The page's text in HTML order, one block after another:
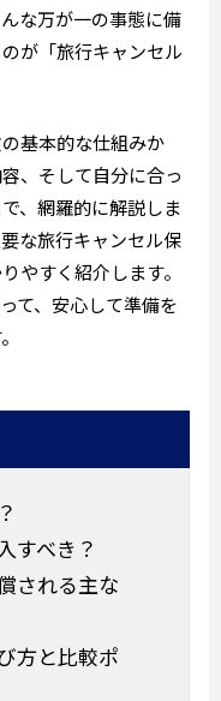
な万が一の事態に備
が「旅行キャンセル
基本的な仕組みか
、そして自分に合っ
、網羅的に解説しま
な旅行キャンセル保
やすく紹介します。
て、安心して準備を
すべき？
される主な
方と比較ポ